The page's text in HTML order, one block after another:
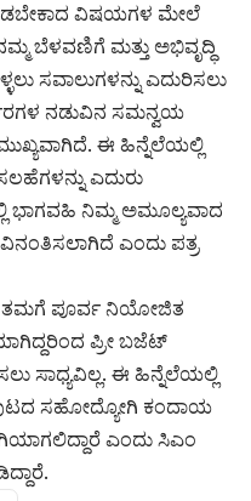
ವಿಷಯಗಳ ಮೇಲೆ
ನಮ್ಮ ಬೆಳವಣಿಗೆ ಮತ್ತು ಅಭಿವೃದ್ಧಿ
ಸವಾಲುಗಳನ್ನು ಎದುರಿಸಲು
ನಡುವಿನ ಸಮನ್ವಯ
ಈ ಹಿನ್ನೆಲೆಯಲ್ಲಿ
ಎದುರು
ಭಾಗವಹಿ ನಿಮ್ಮ ಅಮೂಲ್ಯವಾದ
ಎಂದು ಪತ್ರ
ತಮಗೆ ಪೂರ್ವ ನಿಯೋಜಿತ
ಪ್ರೀ ಬಜೆಟ್
ಸಾಧ್ಯವಿಲ್ಲ. ಈ ಹಿನ್ನೆಲೆಯಲ್ಲಿ
ಸಹೋದ್ಯೋಗಿ ಕಂದಾಯ
ಎಂದು ಸಿಎಂ